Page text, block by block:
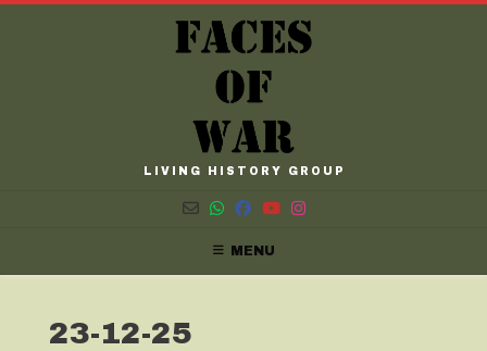
LIVING HISTORY GROUP
MENU
23-12-25